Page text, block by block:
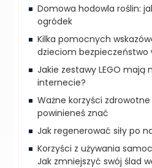
Domowa hodowla roślin:
ogródek
Kilka pomocnych
dzieciom bezpieczeństwo
Jakie zestawy LEGO mają
internecie?
Ważne korzyści
powinieneś znać
Jak regenerować siły po
Korzyści z używania
Jak zmniejszyć swój ślad